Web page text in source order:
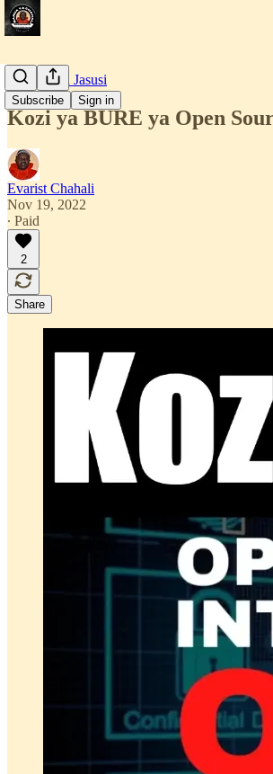
Subscribe Sign in
Simulizi za Jasusi
Kozi ya BURE ya Open
Evarist Chahali
Nov 19, 2022
∙ Paid
2
Share